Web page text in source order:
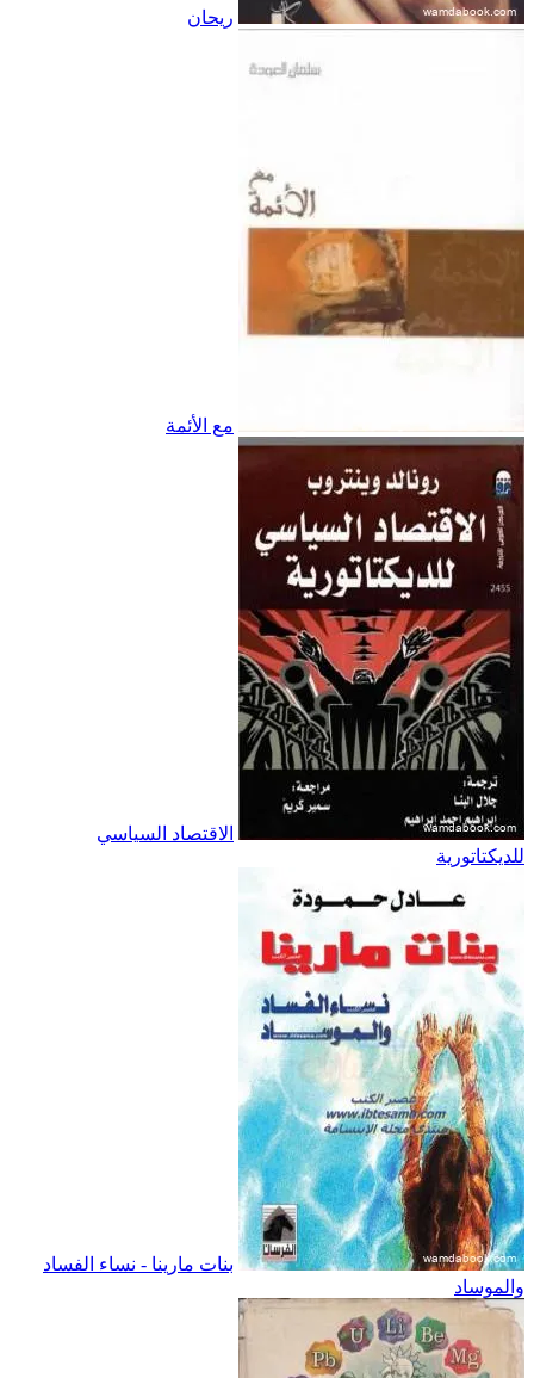
ريحان
مع الأئمة
الاقتصاد السياسي
للديكتاتورية
بنات مارينا - نساء الفساد
والموساد